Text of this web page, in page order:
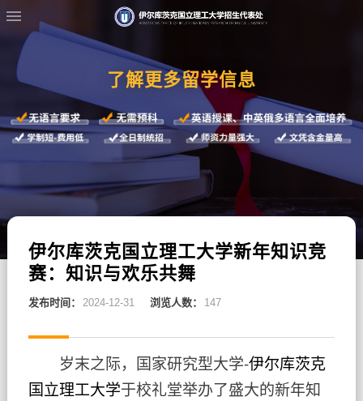
了解更多留学信息
伊尔库茨克国立理工大学新年知识竞
赛：知识与欢乐共舞
发布时间： 2024-12-31 浏览人数： 147
岁末之际，国家研究型大学-伊尔库茨克
国立理工大学于校礼堂举办了盛大的新年知